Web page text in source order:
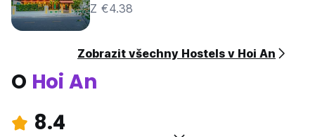
Z €4.38
Zobrazit všechny Hostels v Hoi An
O Hoi An
8.4